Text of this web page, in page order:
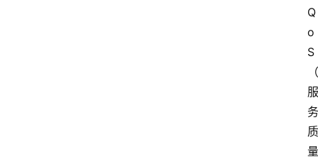
Q
o
S
（
服
务
质
量